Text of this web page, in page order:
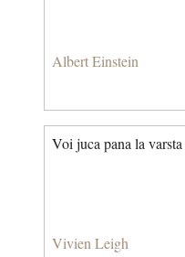
Albert Einstein
Voi juca pana la
Vivien Leigh